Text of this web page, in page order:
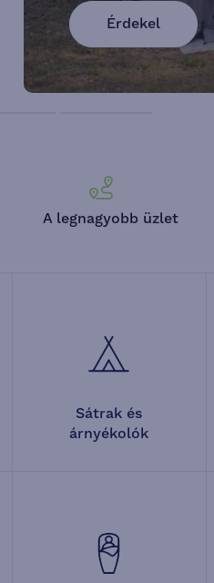
Érdekel
A legnagyobb üzlet
Sátrak és
árnyékolók